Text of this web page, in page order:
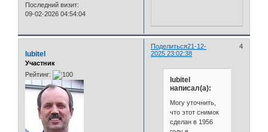
Последний визит:
09-02-2026 04:54:04
Поделиться 4
21-12-
2025 23:02:38
lubitel
Участник
Рейтинг:
lubitel
написал(а):
Могу уточнить,
что этот снимок
сделан в 1956